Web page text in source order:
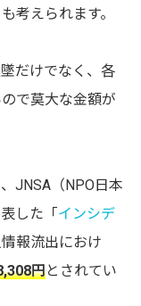
考えられます。
だけでなく、各
で莫大な金額が
JNSA（NPO日本
した「インシデ
報流出におけ
円とされてい